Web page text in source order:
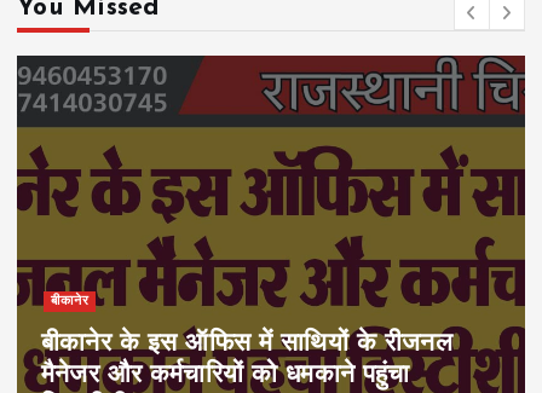
You Missed
बीकानेर
बीकानेर के इस ऑफिस में साथियों के रीजनल
मैनेजर और कर्मचारियों को धमकाने पहुंचा